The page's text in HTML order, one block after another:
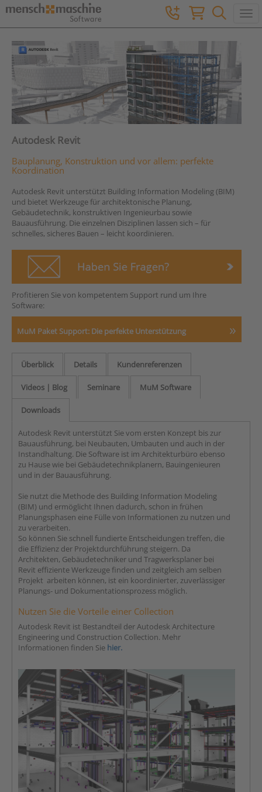
Autodesk Revit
Bauplanung, Konstruktion und vor allem: perfekte
Koordination
Autodesk Revit unterstützt Building Information Modeling (BIM)
und bietet Werkzeuge für architektonische Planung,
Gebäudetechnik, konstruktiven Ingenieurbau sowie
Bauausführung. Die einzelnen Disziplinen lassen sich – für
schnelles, sicheres Bauen – leicht koordinieren.
Profitieren Sie von kompetentem Support rund um Ihre
Software:
MuM Paket Support: Die perfekte Unterstützung
Überblick Details Kundenreferenzen
Videos | Blog Seminare MuM Software
Downloads
Autodesk Revit unterstützt Sie vom ersten Konzept bis zur
Bauausführung, bei Neubauten, Umbauten und auch in der
Instandhaltung. Die Software ist im Architekturbüro ebenso
zu Hause wie bei Gebäudetechnikplanern, Bauingenieuren
und in der Bauausführung.
Sie nutzt die Methode des Building Information Modeling
(BIM) und ermöglicht Ihnen dadurch, schon in frühen
Planungsphasen eine Fülle von Informationen zu nutzen und
zu verarbeiten.
So können Sie schnell fundierte Entscheidungen treffen, die
die Effizienz der Projektdurchführung steigern. Da
Architekten, Gebäudetechniker und Tragwerksplaner bei
Revit effiziente Werkzeuge finden und zeitgleich am selben
Projekt arbeiten können, ist ein koordinierter, zuverlässiger
Planungs- und Dokumentationsprozess möglich.
Nutzen Sie die Vorteile einer Collection
Autodesk Revit ist Bestandteil der Autodesk Architecture
Engineering und Construction Collection. Mehr
Informationen finden Sie hier.